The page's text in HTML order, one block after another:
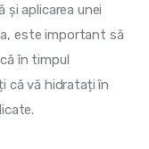
și aplicarea unei
este important să
în timpul
că vă hidratați în